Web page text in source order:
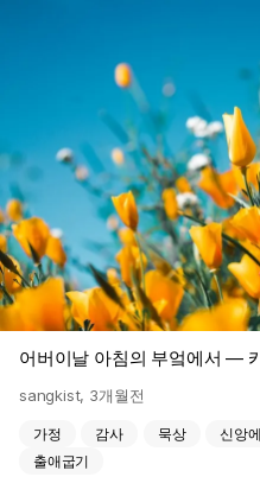
어버이날 아침의 부엌에서 —
sangkist, 3개월전
가정 감사 묵상 신앙
출애굽기